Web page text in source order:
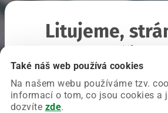
Také náš web používá cookies
Na našem webu používáme tzv.
informací o tom, co jsou cookies a
dozvíte zde.
Litujeme,
Chyba nastala na naší straně a
Zkuste prosím znovu načíst